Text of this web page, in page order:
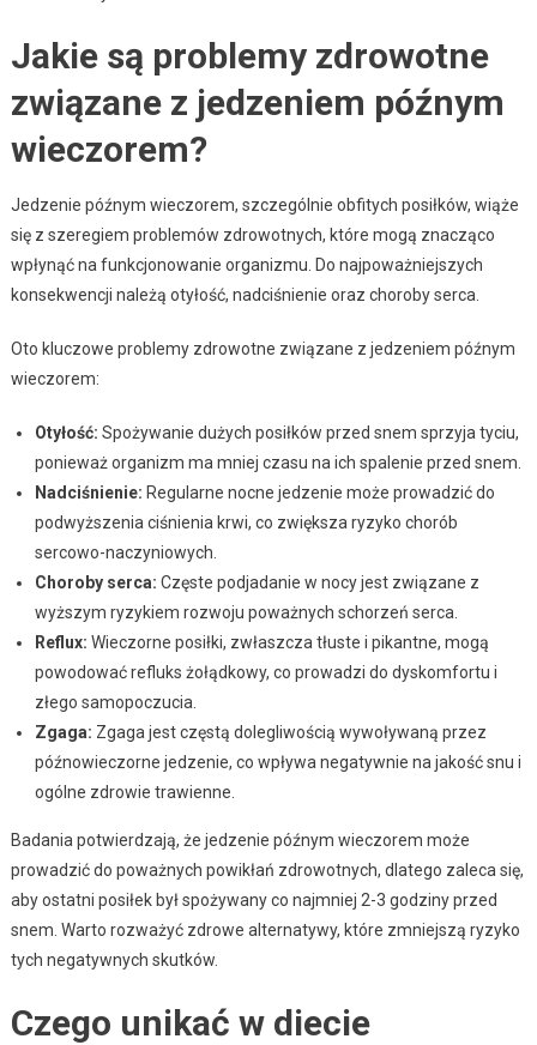
Jakie są problemy zdrowotne
związane z jedzeniem późnym
wieczorem?
Jedzenie późnym wieczorem, szczególnie obfitych posiłków, wiąże
się z szeregiem problemów zdrowotnych, które mogą znacząco
wpłynąć na funkcjonowanie organizmu. Do najpoważniejszych
konsekwencji należą otyłość, nadciśnienie oraz choroby serca.
Oto kluczowe problemy zdrowotne związane z jedzeniem późnym
wieczorem:
Otyłość: Spożywanie dużych posiłków przed snem sprzyja tyciu,
ponieważ organizm ma mniej czasu na ich spalenie przed snem.
Nadciśnienie: Regularne nocne jedzenie może prowadzić do
podwyższenia ciśnienia krwi, co zwiększa ryzyko chorób
sercowo-naczyniowych.
Choroby serca: Częste podjadanie w nocy jest związane z
wyższym ryzykiem rozwoju poważnych schorzeń serca.
Reflux: Wieczorne posiłki, zwłaszcza tłuste i pikantne, mogą
powodować refluks żołądkowy, co prowadzi do dyskomfortu i
złego samopoczucia.
Zgaga: Zgaga jest częstą dolegliwością wywoływaną przez
późnowieczorne jedzenie, co wpływa negatywnie na jakość snu i
ogólne zdrowie trawienne.
Badania potwierdzają, że jedzenie późnym wieczorem może
prowadzić do poważnych powikłań zdrowotnych, dlatego zaleca się,
aby ostatni posiłek był spożywany co najmniej 2-3 godziny przed
snem. Warto rozważyć zdrowe alternatywy, które zmniejszą ryzyko
tych negatywnych skutków.
Czego unikać w diecie